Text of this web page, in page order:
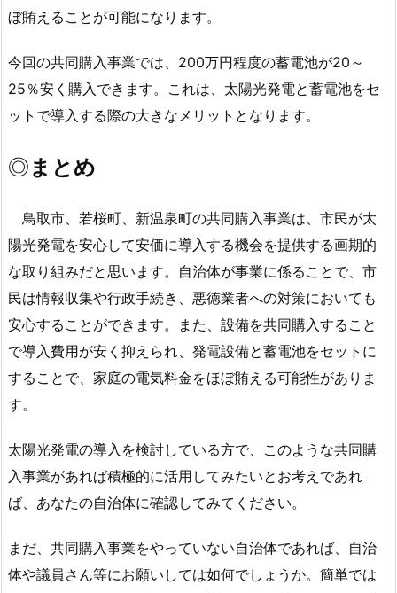
ぼ賄えることが可能になります。
今回の共同購入事業では、200万円程度の蓄電池が20～
25％安く購入できます。これは、太陽光発電と蓄電池をセ
ットで導入する際の大きなメリットとなります。
◎まとめ
鳥取市、若桜町、新温泉町の共同購入事業は、市民が太
陽光発電を安心して安価に導入する機会を提供する画期的
な取り組みだと思います。自治体が事業に係ることで、市
民は情報収集や行政手続き、悪徳業者への対策においても
安心することができます。また、設備を共同購入すること
で導入費用が安く抑えられ、発電設備と蓄電池をセットに
することで、家庭の電気料金をほぼ賄える可能性がありま
す。
太陽光発電の導入を検討している方で、このような共同購
入事業があれば積極的に活用してみたいとお考えであれ
ば、あなたの自治体に確認してみてください。
まだ、共同購入事業をやっていない自治体であれば、自治
体や議員さん等にお願いしては如何でしょうか。簡単では